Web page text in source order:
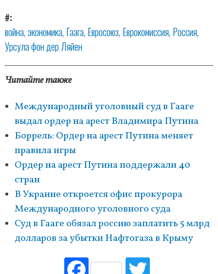
#
война экономика Гаага Евросоюз Еврокомиссия Россия
Урсула фон дер Ляйен
Читайте также
Международный уголовный суд в Гааге
выдал ордер на арест Владимира Путина
Боррель: Ордер на арест Путина меняет
правила игры
Ордер на арест Путина поддержали 40
стран
В Украине откроется офис прокурора
Международного уголовного суда
Суд в Гааге обязал россию заплатить 5 млрд
долларов за убытки Нафтогаза в Крыму
Fac